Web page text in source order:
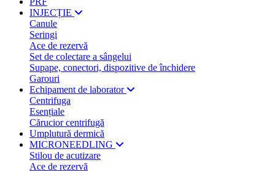
INJECȚIE
Canule
Seringi
Ace de rezervă
Set de colectare a sângelui
Supape, conectori, dispozitive de închidere
Garouri
Echipament de laborator
Centrifuga
Esențiale
Cărucior centrifugă
Umplutură dermică
MICRONEEDLING
Stilou de acutizare
Ace de rezervă